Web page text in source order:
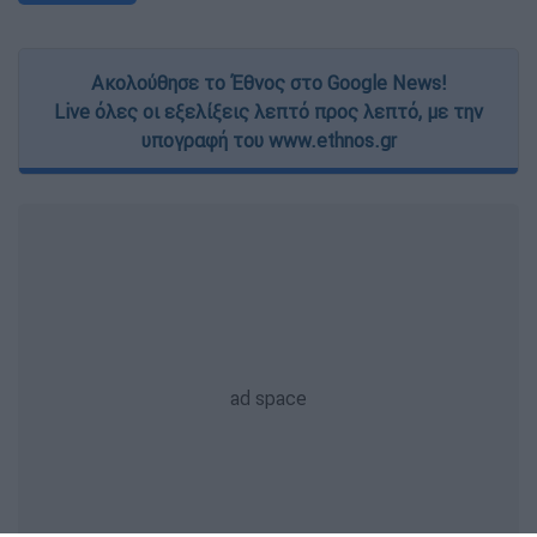
Ακολούθησε το Έθνος στο Google News!
Live όλες οι εξελίξεις λεπτό προς λεπτό, με την
υπογραφή του www.ethnos.gr